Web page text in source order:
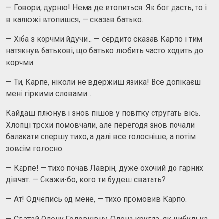
— Говори, дурню! Нема де втопиться. Як бог дасть, то і
в калюжі втопишся, — сказав батько.
— Хіба з корчми йдучи... — сердито сказав Карпо і тим
натякнув батькові, що батько любить часто ходить до
корчми.
— Ти, Карпе, ніколи не вдержиш язика! Все допікаєш
мені гіркими словами...
Кайдаш плюнув і знов пішов у повітку стругать вісь.
Хлопці трохи помовчали, але перегодя знов почали
балакати спершу тихо, а далі все голосніше, а потім
зовсім голосно.
— Карпе! — тихо почав Лаврін, дуже охочий до гарних
дівчат. — Скажи-бо, кого ти будеш сватать?
— Ат! Одчепись од мене, — тихо промовив Карпо.